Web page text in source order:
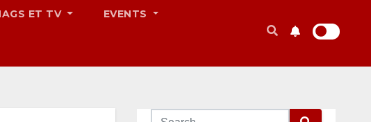
ET TV EVENTS